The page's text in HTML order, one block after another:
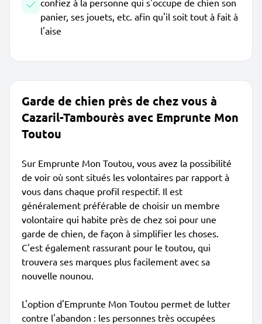
confiez à la personne qui s'occupe de chien son
panier, ses jouets, etc. afin qu'il soit tout à fait à
l'aise
Garde de chien près de chez vous à
Cazaril-Tambourès avec Emprunte Mon
Toutou
Sur Emprunte Mon Toutou, vous avez la possibilité
de voir où sont situés les volontaires par rapport à
vous dans chaque profil respectif. Il est
généralement préférable de choisir un membre
volontaire qui habite près de chez soi pour une
garde de chien, de façon à simplifier les choses.
C'est également rassurant pour le toutou, qui
trouvera ses marques plus facilement avec sa
nouvelle nounou.
L'option d'Emprunte Mon Toutou permet de lutter
contre l'abandon : les personnes très occupées